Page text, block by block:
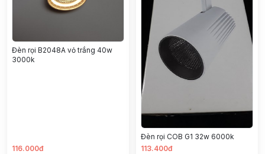
Đèn rọi B2048A vỏ trắng 40w
3000k
116.000đ
Đèn rọi COB G1 32w 6000k
113.400đ